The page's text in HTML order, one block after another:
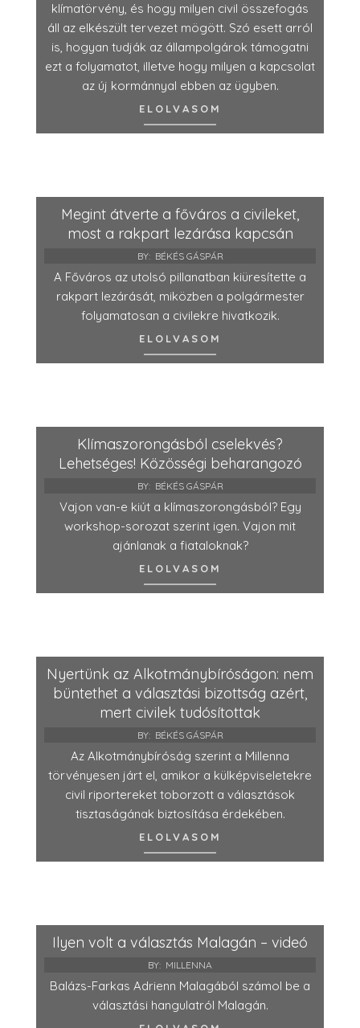
klímatörvény, és hogy milyen civil összefogás
áll az elkészült tervezet mögött. Szó esett arról
is, hogyan tudják az állampolgárok támogatni
ezt a folyamatot, illetve hogy milyen a kapcsolat
az új kormánnyal ebben az ügyben.
ELOLVASOM
Megint átverte a főváros a civileket,
most a rakpart lezárása kapcsán
BY: BÉKÉS GÁSPÁR
A Főváros az utolsó pillanatban kiüresítette a
rakpart lezárását, miközben a polgármester
folyamatosan a civilekre hivatkozik.
ELOLVASOM
Klímaszorongásból cselekvés?
Lehetséges! Közösségi beharangozó
BY: BÉKÉS GÁSPÁR
Vajon van-e kiút a klímaszorongásból? Egy
workshop-sorozat szerint igen. Vajon mit
ajánlanak a fiataloknak?
ELOLVASOM
Nyertünk az Alkotmánybíróságon: nem
büntethet a választási bizottság azért,
mert civilek tudósítottak
BY: BÉKÉS GÁSPÁR
Az Alkotmánybíróság szerint a Millenna
törvényesen járt el, amikor a külképviseletekre
civil riportereket toborzott a választások
tisztaságának biztosítása érdekében.
ELOLVASOM
Ilyen volt a választás Malagán – videó
BY: MILLENNA
Balázs-Farkas Adrienn Malagából számol be a
választási hangulatról Malagán.